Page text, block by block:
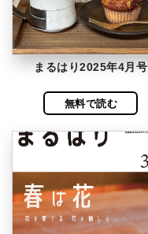
まるはり2025年4月号
無料で読む